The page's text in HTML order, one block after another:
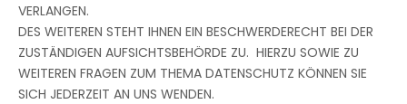
VERLANGEN.
DES WEITEREN STEHT IHNEN EIN BESCHWERDERECHT BEI DER
ZUSTÄNDIGEN AUFSICHTSBEHÖRDE ZU. HIERZU SOWIE ZU
WEITEREN FRAGEN ZUM THEMA DATENSCHUTZ KÖNNEN SIE
SICH JEDERZEIT AN UNS WENDEN.